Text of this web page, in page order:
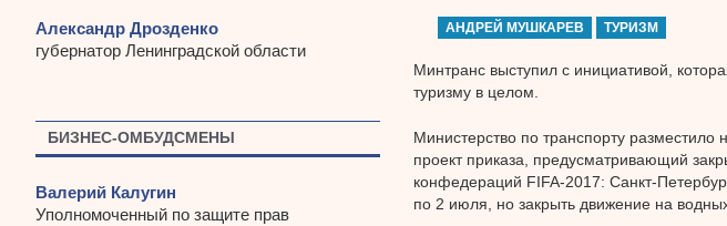
АНДРЕЙ МУШКАРЕВ ТУРИЗМ
Минтранс выступил с инициативой,
туризму в целом.
Министерство по транспорту
проект приказа, предусматривающий
конфедераций FIFA-2017: Санкт-
по 2 июля, но закрыть движение на
Александр Дрозденко
губернатор Ленинградской области
БИЗНЕС-ОМБУДСМЕНЫ
Валерий Калугин
Уполномоченный по защите прав